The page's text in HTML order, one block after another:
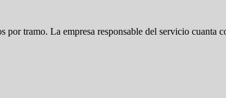
por tramo. La empresa responsable del servicio cuanta